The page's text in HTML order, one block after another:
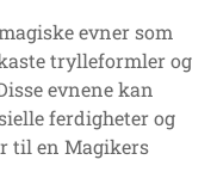
evner som
trylleformler og
evnene kan
ferdigheter og
til en Magikers